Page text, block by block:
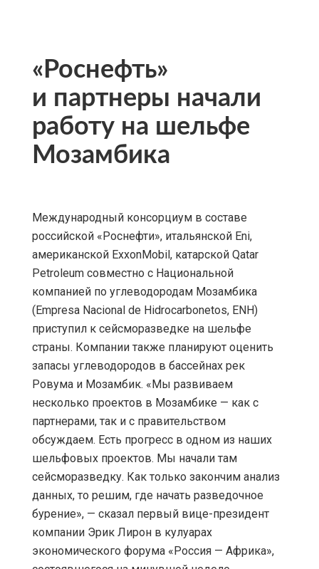
«Роснефть»
и партнеры начали
работу на шельфе
Мозамбика
Международный консорциум в составе
российской «Роснефти», итальянской Eni,
американской ExxonMobil, катарской Qatar
Petroleum совместно с Национальной
компанией по углеводородам Мозамбика
(Empresa Nacional de Hidrocarbonetos, ENH)
приступил к сейсморазведке на шельфе
страны. Компании также планируют оценить
запасы углеводородов в бассейнах рек
Ровума и Мозамбик. «Мы развиваем
несколько проектов в Мозамбике — как с
партнерами, так и с правительством
обсуждаем. Есть прогресс в одном из наших
шельфовых проектов. Мы начали там
сейсморазведку. Как только закончим анализ
данных, то решим, где начать разведочное
бурение», — сказал первый вице-президент
компании Эрик Лирон в кулуарах
экономического форума «Россия — Африка»,